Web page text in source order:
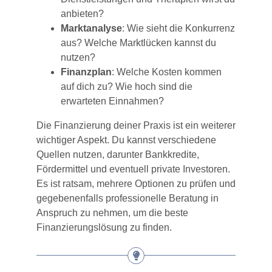
anbieten?
Marktanalyse: Wie sieht die Konkurrenz
aus? Welche Marktlücken kannst du
nutzen?
Finanzplan: Welche Kosten kommen
auf dich zu? Wie hoch sind die
erwarteten Einnahmen?
Die Finanzierung deiner Praxis ist ein weiterer
wichtiger Aspekt. Du kannst verschiedene
Quellen nutzen, darunter Bankkredite,
Fördermittel und eventuell private Investoren.
Es ist ratsam, mehrere Optionen zu prüfen und
gegebenenfalls professionelle Beratung in
Anspruch zu nehmen, um die beste
Finanzierungslösung zu finden.